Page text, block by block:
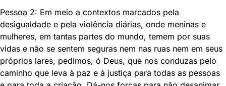
Pessoa 2: Em meio a contextos marcados pela
desigualdade e pela violência diárias, onde meninas e
mulheres, em tantas partes do mundo, temem por suas
vidas e não se sentem seguras nem nas ruas nem em seus
próprios lares, pedimos, ó Deus, que nos conduzas pelo
caminho que leva à paz e à justiça para todas as pessoas